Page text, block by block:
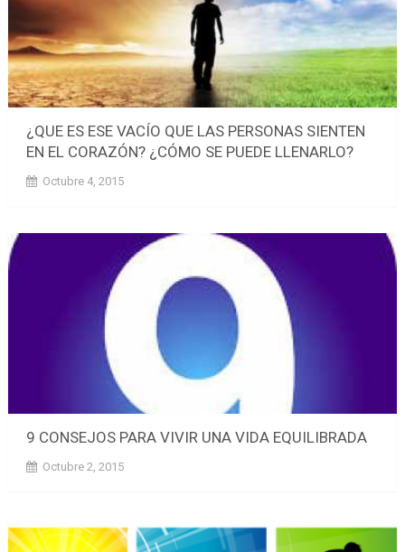
¿QUE ES ESE VACÍO QUE LAS PERSONAS SIENTEN
EN EL CORAZÓN? ¿CÓMO SE PUEDE LLENARLO?
Octubre 4, 2015
9 CONSEJOS PARA VIVIR UNA VIDA EQUILIBRADA
Octubre 2, 2015